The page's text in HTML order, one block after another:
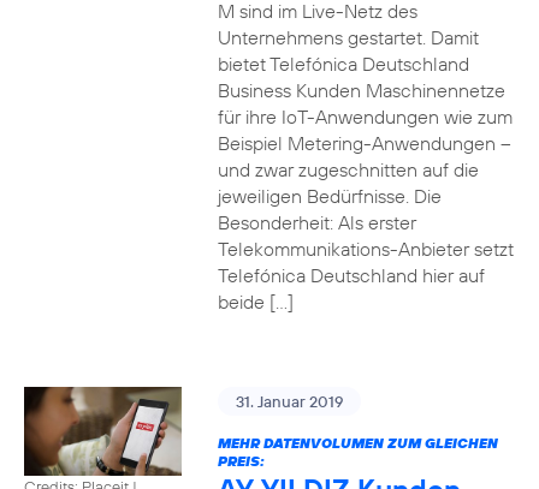
M sind im Live-Netz des
Unternehmens gestartet. Damit
bietet Telefónica Deutschland
Business Kunden Maschinennetze
für ihre IoT-Anwendungen wie zum
Beispiel Metering-Anwendungen –
und zwar zugeschnitten auf die
jeweiligen Bedürfnisse. Die
Besonderheit: Als erster
Telekommunikations-Anbieter setzt
Telefónica Deutschland hier auf
beide […]
31. Januar 2019
MEHR DATENVOLUMEN ZUM GLEICHEN
PREIS: